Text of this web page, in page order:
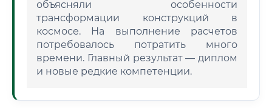
объясняли особенности
трансформации конструкций в
космосе. На выполнение расчетов
потребовалось потратить много
времени. Главный результат — диплом
и новые редкие компетенции.